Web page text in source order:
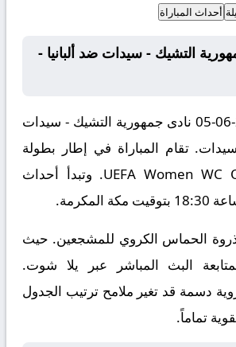
أحداث المباراة
التشيك - سيدات ضد ألبانيا -
يلتقى اليوم 2026-06-05 نادى جمهورية التشيك - سيدات
سيدات. تقام المباراة في إطار بطولة
أوروبا, UEFA Women WC Qualifiers. وتبدأ أحداث
الحماس الكروي للمشجعين. حيث
البث المباشر عبر يلا شوت.
دسمة قد تغير ملامح ترتيب الجدول
تماماً.